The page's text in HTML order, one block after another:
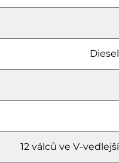
12 válců ve V-